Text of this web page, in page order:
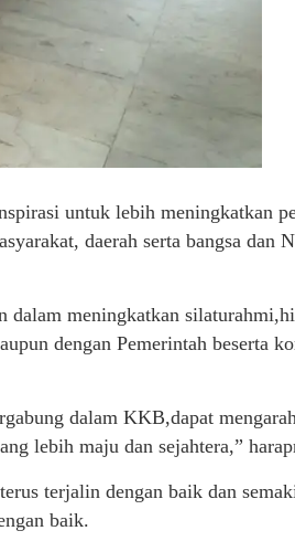
untuk lebih meningkatkan
daerah serta bangsa dan
dalam meningkatkan
dengan Pemerintah beserta
dalam KKB,dapat
lebih maju dan sejahtera,”
terjalin dengan baik dan
baik.